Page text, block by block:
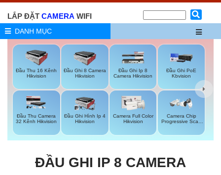
LẮP ĐẶT CAMERA WIFI
DANH MỤC
Đầu Thu 16 Kênh
Hikvision
Đầu Ghi 8 Camera
Hikvision
Đầu Ghi Ip 8
Camera Hikvision
Đầu Ghi PoE
Kbvision
Đầu Thu Camera
32 Kênh Hikvision
Đầu Ghi Hình Ip 4
Hikvision
Camera Full Color
Hikvision
Camera Chip
Progressive Scan
ĐẦU GHI IP 8 CAMERA